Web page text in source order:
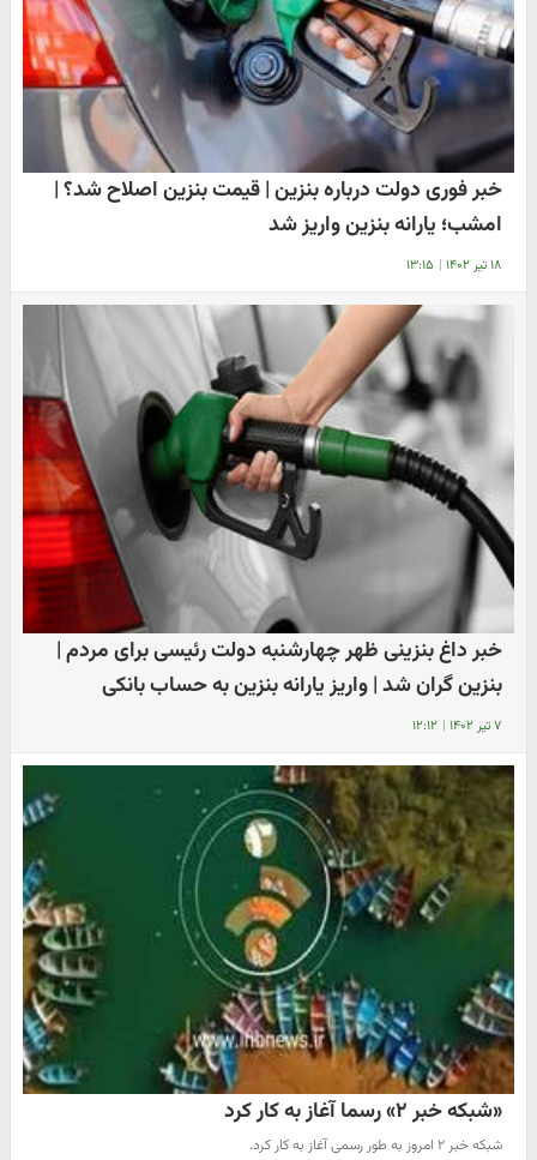
خبر فوری دولت درباره بنزین | قیمت بنزین اصلاح شد؟ |
امشب؛ یارانه بنزین واریز شد
۱۸ تیر ۱۴۰۲ | ۱۳:۱۵
خبر داغ بنزینی ظهر چهارشنبه دولت رئیسی برای مردم |
بنزین گران شد | واریز یارانه بنزین به حساب بانکی
۷ تیر ۱۴۰۲ | ۱۲:۱۲
«شبکه خبر ۲» رسما آغاز به کار کرد
شبکه خبر ۲ امروز به طور رسمی آغاز به کار کرد.